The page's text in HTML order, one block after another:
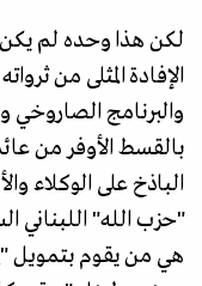
لكن هذا وحده لم
الإفادة المثلى من
والبرنامج الصاروخي
بالقسط الأوفر من
الباذخ على الوكلاء
"حزب الله" اللبناني
هي من يقوم بتمويل